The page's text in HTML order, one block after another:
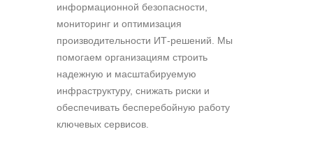
информационной безопасности,
мониторинг и оптимизация
производительности ИТ-решений. Мы
помогаем организациям строить
надежную и масштабируемую
инфраструктуру, снижать риски и
обеспечивать бесперебойную работу
ключевых сервисов.